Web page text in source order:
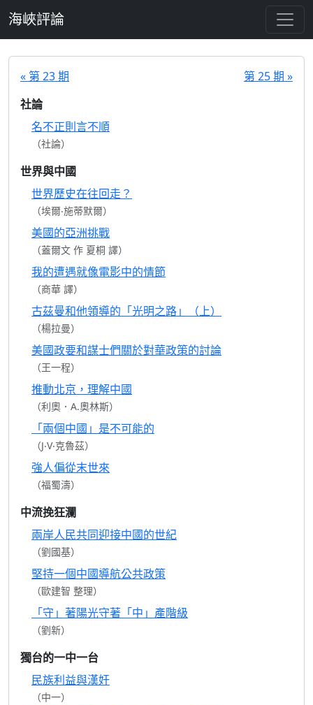
海峽評論
« 第 23 期
第 25 期 »
社論
名不正則言不順
（社論）
世界與中國
世界歷史在往回走？
（埃爾‧施蒂默爾）
美國的亞洲挑戰
（蓋爾文 作 夏桐 譯）
我的遭遇就像電影中的情節
（商華 譯）
古茲曼和他領導的「光明之路」（上）
（楊拉曼）
美國政要和謀士們關於對華政策的討論
（王一程）
推動北京，理解中國
（利奧．A.奧林斯）
「兩個中國」是不可能的
（J‧V‧克魯茲）
強人偏從末世來
（福蜀濤）
中流挽狂瀾
兩岸人民共同迎接中國的世紀
（劉國基）
堅持一個中國導航公共政策
（歐建智 整理）
「守」著陽光守著「中」產階級
（劉新）
獨台的一中一台
民族利益與漢奸
（中一）